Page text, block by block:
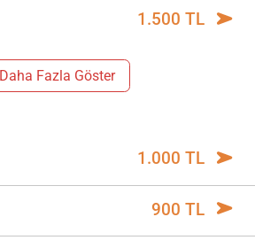
1.500 TL
Daha Fazla Göster
1.000 TL
900 TL